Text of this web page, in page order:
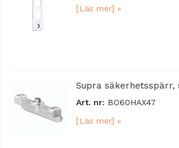
[Läs mer] »
Supra säkerhetsspärr,
Art. nr: BO60HAX47
[Läs mer] »